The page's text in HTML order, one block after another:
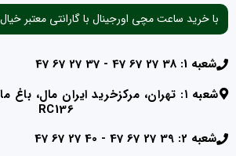
با خرید ساعت مچی اورجینال با گارانتی معتبر
شعبه 1: 38 27 67 47 - 37 27 67 47
RC136
شعبه 2: 39 27 67 47 - 40 27 67 47